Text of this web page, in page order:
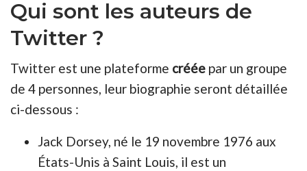
Qui sont les auteurs de
Twitter ?
Twitter est une plateforme créée par un groupe
de 4 personnes, leur biographie seront détaillée
ci-dessous :
Jack Dorsey, né le 19 novembre 1976 aux
États-Unis à Saint Louis, il est un